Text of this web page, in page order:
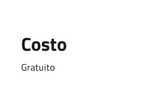
Costo
Gratuito